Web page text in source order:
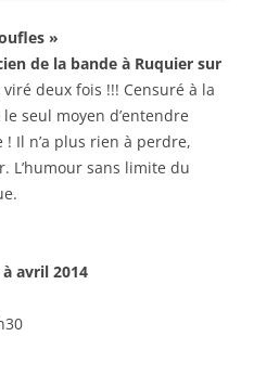
»
de la bande à Ruquier sur
deux fois !!! Censuré à la
seul moyen d’entendre
! Il n’a plus rien à perdre,
L’humour sans limite du
avril 2014